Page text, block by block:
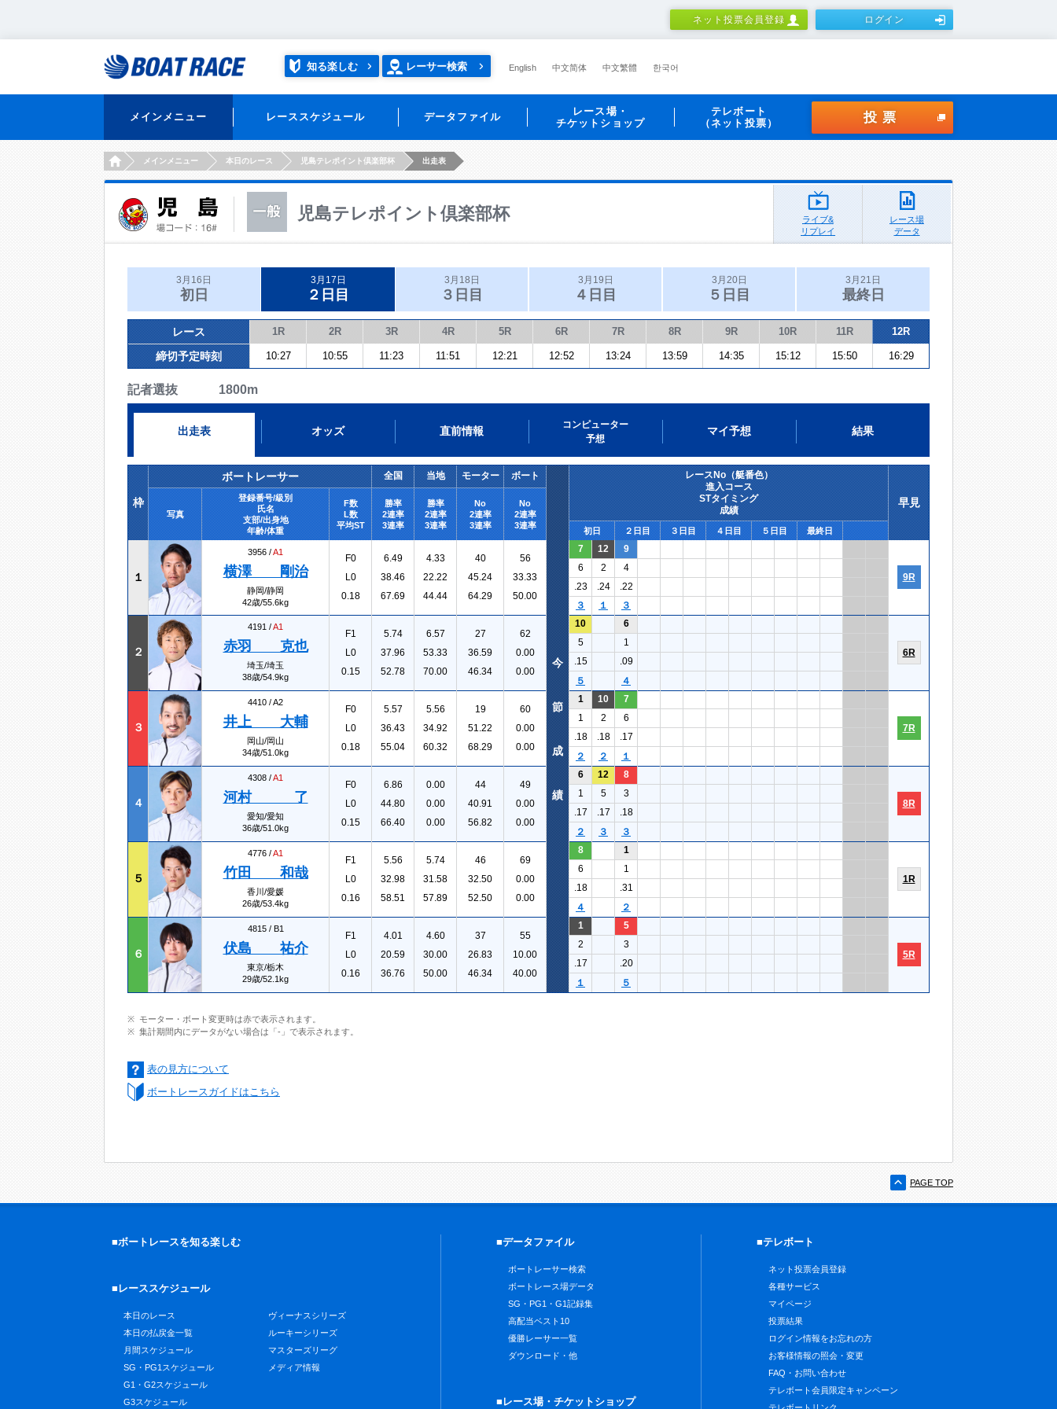
ネット投票会員登録 ログイン
知る楽しむ レーサー検索 English 中文简体 中文繁體 한국어
メインメニュー レーススケジュール データファイル
レース場・
チケットショップ
テレボート
（ネット投票）
投票
HOMEメインメニュー 本日のレース 児島テレポイント倶楽部杯 出走表
児島テレポイント倶楽部杯
ライブ&
リプレイ
レース場
データ
3月16日
初日
3月17日
２日目
3月18日
３日目
3月19日
４日目
3月20日
５日目
3月21日
最終日
レース 1R 2R 3R 4R 5R 6R 7R 8R 9R 10R 11R 12R
締切予定時刻 10:27 10:55 11:23 11:51 12:21 12:52 13:24 13:59 14:35 15:12 15:50 16:29
記者選抜 1800m
出走表 オッズ 直前情報
コンピューター
予想
マイ予想 結果
枠
ボートレーサー 全国 当地 モーター ボート
レースNo（艇番色）
進入コース
STタイミング
成績
早見
写真
登録番号/級別
氏名
支部/出身地
年齢/体重
F数
L数
平均ST
勝率
2連率
3連率
勝率
2連率
3連率
No
2連率
3連率
No
2連率
3連率
初日 ２日目 ３日目 ４日目 ５日目 最終日
１
3956 /A1
横澤 剛治
静岡/静岡
42歳/55.6kg
F0
L0
0.18
6.49
38.46
67.69
4.33
22.22
44.44
40
45.24
64.29
56
33.33
50.00
7 12 9
9R
6 2
4
.23
.24
.22
３
１ ３
２
4191 /A1
赤羽 克也
埼玉/埼玉
38歳/54.9kg
F1
L0
0.15
5.74
37.96
52.78
6.57
53.33
70.00
27
36.59
46.34
62
0.00
0.00
10 6
6R
5
1
.15
.09
５
４
３
4410 /A2
井上 大輔
岡山/岡山
34歳/51.0kg
F0
L0
0.18
5.57
36.43
55.04
5.56
34.92
60.32
19
51.22
68.29
60
0.00
0.00
1 10 7
7R
1 2
6
.18
.18
.17
２
２ １
４
4308 /A1
河村 了
愛知/愛知
36歳/51.0kg
F0
L0
0.15
6.86
44.80
66.40
0.00
0.00
0.00
44
40.91
56.82
49
0.00
0.00
6 12 8
8R
1 5
3
.17
.17
.18
２
３ ３
５
4776 /A1
竹田 和哉
香川/愛媛
26歳/53.4kg
F1
L0
0.16
5.56
32.98
58.51
5.74
31.58
57.89
46
32.50
52.50
69
0.00
0.00
8 1
1R
6
1
.18
.31
４
２
６
4815 / B1
伏島 祐介
東京/栃木
29歳/52.1kg
F1
L0
0.16
4.01
20.59
36.76
4.60
30.00
50.00
37
26.83
46.34
55
10.00
40.00
1 5
5R
2
3
.17
.20
１
５
今
節
成
績
モーター・ボート変更時は赤で表示されます。
集計期間内にデータがない場合は「-」で表示されます。
表の見方について
ボートレースガイドはこちら
PAGE TOP
■ボートレースを知る楽しむ
■レーススケジュール
本日のレース
本日の払戻金一覧
月間スケジュール
SG・PG1スケジュール
G1・G2スケジュール
G3スケジュール
ヴィーナスシリーズ
ルーキーシリーズ
マスターズリーグ
メディア情報
■データファイル
ボートレーサー検索
ボートレース場データ
SG・PG1・G1記録集
高配当ベスト10
優勝レーサー一覧
ダウンロード・他
■レース場・チケットショップ
■テレボート
ネット投票会員登録
各種サービス
マイページ
投票結果
ログイン情報をお忘れの方
お客様情報の照会・変更
FAQ・お問い合わせ
テレボート会員限定キャンペーン